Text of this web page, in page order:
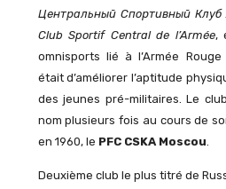
Центральный Спортивный
Club Sportif Central de l’Armée,
omnisports lié à l’Armée
était d’améliorer l’aptitude
des jeunes pré-militaires. Le
nom plusieurs fois au cours de
en 1960, le PFC CSKA Moscou
Deuxième club le plus titré de